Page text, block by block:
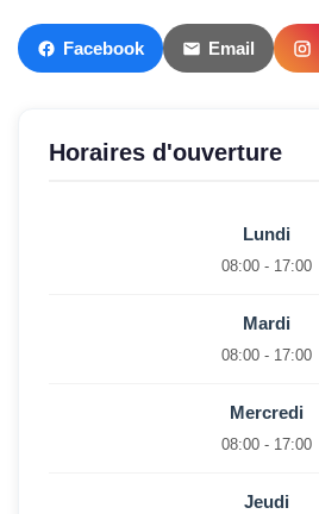
Facebook Email
Horaires d'ouverture
Lundi
08:00 - 17:00
Mardi
08:00 - 17:00
Mercredi
08:00 - 17:00
Jeudi